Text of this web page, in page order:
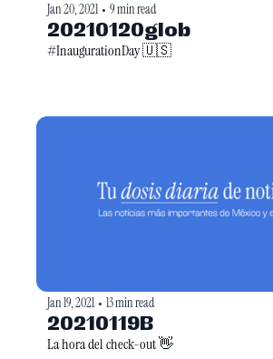
Jan 20, 2021 • 9 min read
20210120glob
#InaugurationDay 🇺🇸
Jan 19, 2021 • 13 min read
20210119B
La hora del check-out 👋